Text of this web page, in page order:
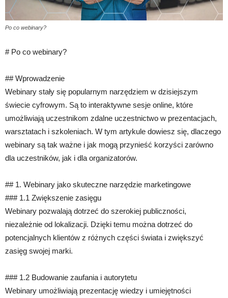
Po co webinary?
# Po co webinary?
## Wprowadzenie
Webinary stały się popularnym narzędziem w dzisiejszym
świecie cyfrowym. Są to interaktywne sesje online, które
umożliwiają uczestnikom zdalne uczestnictwo w prezentacjach,
warsztatach i szkoleniach. W tym artykule dowiesz się, dlaczego
webinary są tak ważne i jak mogą przynieść korzyści zarówno
dla uczestników, jak i dla organizatorów.
## 1. Webinary jako skuteczne narzędzie marketingowe
### 1.1 Zwiększenie zasięgu
Webinary pozwalają dotrzeć do szerokiej publiczności,
niezależnie od lokalizacji. Dzięki temu można dotrzeć do
potencjalnych klientów z różnych części świata i zwiększyć
zasięg swojej marki.
### 1.2 Budowanie zaufania i autorytetu
Webinary umożliwiają prezentację wiedzy i umiejętności